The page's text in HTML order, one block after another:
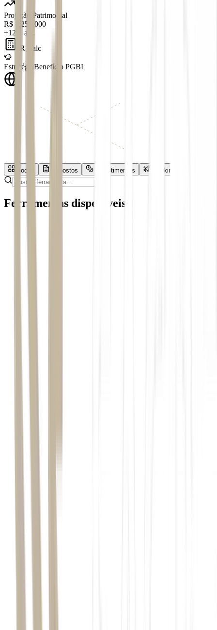
Projeção Patrimonial
R$ 1.250.000
+12% a.a.
IR Calc
Estratégia Benefício PGBL
Todas Impostos Investimentos Banking
Ferramentas disponiveis